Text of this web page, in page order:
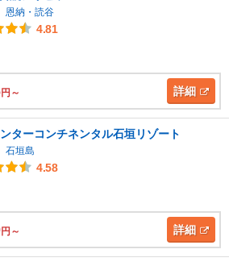
恩納・読谷
4.81
円～ 詳細
ターコンチネンタル石垣リゾート
石垣島
4.58
円～ 詳細